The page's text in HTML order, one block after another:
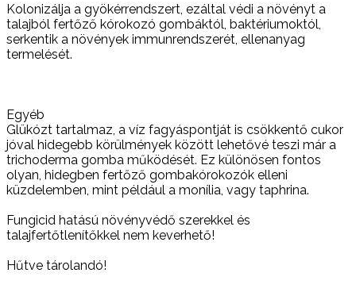
Kolonizálja a gyökérrendszert, ezáltal védi a növényt a
talajból fertőző kórokozó gombáktól, baktériumoktól,
serkentik a növények immunrendszerét, ellenanyag
termelését.
Egyéb
Glükózt tartalmaz, a víz fagyáspontját is csökkentő cukor
jóval hidegebb körülmények között lehetővé teszi már a
trichoderma gomba működését. Ez különösen fontos
olyan, hidegben fertőző gombakórokozók elleni
küzdelemben, mint például a monília, vagy taphrina.
Fungicid hatású növényvédő szerekkel és
talajfertőtlenítőkkel nem keverhető!
Hűtve tárolandó!